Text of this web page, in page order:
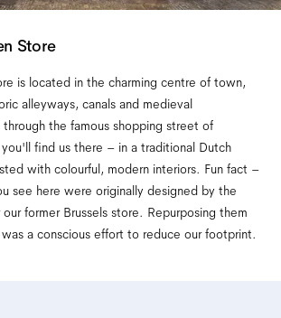
Store
is located in the charming centre of town,
alleyways, canals and medieval
the famous shopping street of
find us there – in a traditional Dutch
with colourful, modern interiors. Fun fact –
see here were originally designed by the
former Brussels store. Repurposing them
a conscious effort to reduce our footprint.